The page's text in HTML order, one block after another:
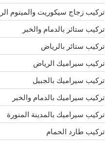
تركيب زجاج سيكوريت والمينوم
تركيب ستائر بالدمام والخبر
تركيب ستائر بالرياض
تركيب سيراميك الرياض
تركيب سيراميك بالجبيل
تركيب سيراميك بالدمام والخبر
تركيب سيراميك بالمدينة المنورة
تركيب طارد الحمام